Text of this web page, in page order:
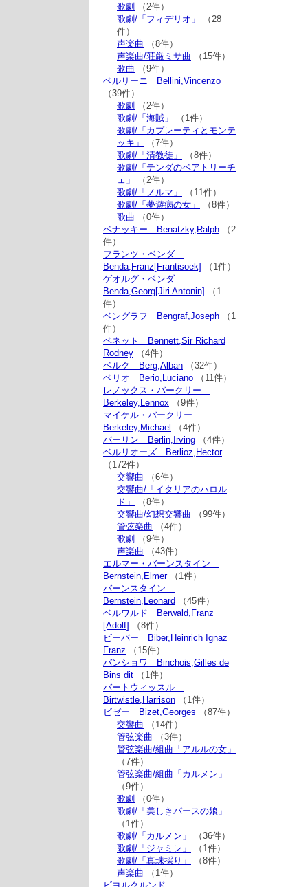
歌劇
（2件）
歌劇/「フィデリオ」
（28
件）
声楽曲 （8件）
声楽曲/荘厳ミサ曲 （15件）
歌曲 （9件）
ベルリーニ Bellini,Vincenzo
（39件）
歌劇
（2件）
歌劇/「海賊」
（1件）
歌劇/「カプレーティとモンテ
ッキ」
（7件）
歌劇/「清教徒」
（8件）
歌劇/「テンダのベアトリーチ
ェ」
（2件）
歌劇/「ノルマ」
（11件）
歌劇/「夢遊病の女」
（8件）
歌曲 （0件）
ベナッキー Benatzky,Ralph （2
件）
フランツ・ベンダ
Benda,Franz[Frantisoek]
（1件）
ゲオルグ・ベンダ
Benda,Georg[Jiri Antonin]
（1
件）
ベングラフ Bengraf,Joseph （1
件）
ベネット Bennett,Sir Richard
Rodney （4件）
ベルク Berg,Alban （32件）
ベリオ Berio,Luciano （11件）
レノックス・バークリー
Berkeley,Lennox （9件）
マイケル・バークリー
Berkeley,Michael
（4件）
バーリン Berlin,Irving （4件）
ベルリオーズ Berlioz,Hector
（172件）
交響曲 （6件）
交響曲/「イタリアのハロル
ド」
（8件）
交響曲/幻想交響曲 （99件）
管弦楽曲 （4件）
歌劇
（9件）
声楽曲 （43件）
エルマー・バーンスタイン
Bernstein,Elmer（1件）
バーンスタイン
Bernstein,Leonard （45件）
ベルワルド Berwald,Franz
[Adolf]
（8件）
ビーバー Biber,Heinrich Ignaz
Franz （15件）
バンショワ Binchois,Gilles de
Bins dit （1件）
バートウィッスル
Birtwistle,Harrison （1件）
ビゼー Bizet,Georges （87件）
交響曲 （14件）
管弦楽曲 （3件）
管弦楽曲/組曲「アルルの女」
（7件）
管弦楽曲/組曲「カルメン」
（9件）
歌劇
（0件）
歌劇/「美しきパースの娘」
（1件）
歌劇/「カルメン」
（36件）
歌劇/「ジャミレ」
（1件）
歌劇/「真珠採り」
（8件）
声楽曲 （1件）